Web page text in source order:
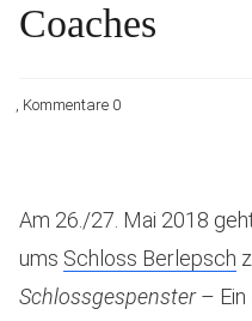
Coaches
Kommentare 0
Am 26./27. Mai 2018
ums Schloss Berlepsch
Schlossgespenster– Ein